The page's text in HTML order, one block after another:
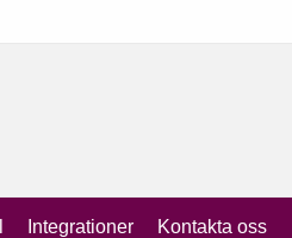
Integrationer Kontakta oss